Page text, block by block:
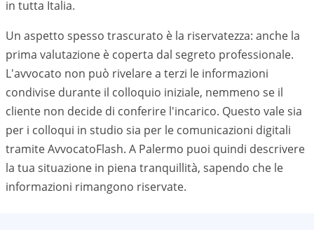
in tutta Italia.
Un aspetto spesso trascurato è la riservatezza: anche la
prima valutazione è coperta dal segreto professionale.
L'avvocato non può rivelare a terzi le informazioni
condivise durante il colloquio iniziale, nemmeno se il
cliente non decide di conferire l'incarico. Questo vale sia
per i colloqui in studio sia per le comunicazioni digitali
tramite AvvocatoFlash. A Palermo puoi quindi descrivere
la tua situazione in piena tranquillità, sapendo che le
informazioni rimangono riservate.